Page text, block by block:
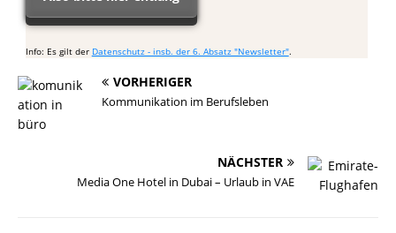
Info: Es gilt der Datenschutz - insb. der 6. Absatz "Newsletter".
VORHERIGER
Kommunikation im Berufsleben
NÄCHSTER
Media One Hotel in Dubai – Urlaub in VAE